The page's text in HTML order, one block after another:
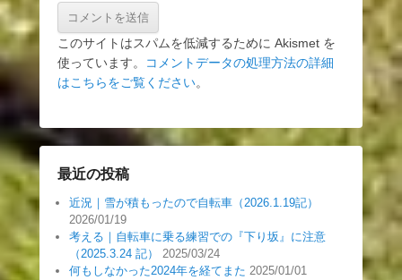
このサイトはスパムを低減するために Akismet を
使っています。
コメントデータの処理方法の詳細
はこちらをご覧ください。
最近の投稿
近況｜雪が積もったので自転車（2026.1.19記）
2026/01/19
考える｜自転車に乗る練習での『下り坂』に注意
（2025.3.24 記）
2025/03/24
何もしなかった2024年を経てまた 2025/01/01